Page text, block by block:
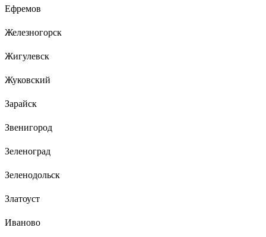
Ефремов
Железногорск
Жигулевск
Жуковский
Зарайск
Звенигород
Зеленоград
Зеленодольск
Златоуст
Иваново